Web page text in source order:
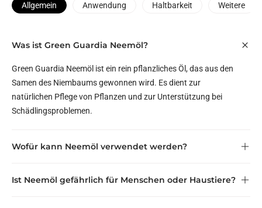
Allgemein Anwendung Haltbarkeit Weitere
Was ist Green Guardia Neemöl?
Green Guardia Neemöl ist ein rein pflanzliches Öl, das aus den
Samen des Niembaums gewonnen wird. Es dient zur
natürlichen Pflege von Pflanzen und zur Unterstützung bei
Schädlingsproblemen.
Wofür kann Neemöl verwendet werden?
Ist Neemöl gefährlich für Menschen oder Haustiere?